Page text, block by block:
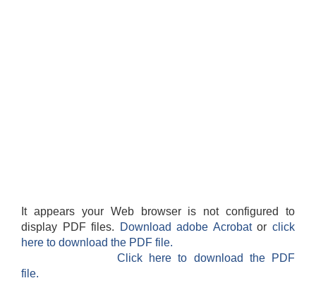
It appears your Web browser is not configured to
display PDF files.
Download adobe Acrobatorclick
here to download the PDF file.
Click here to download the PDF
file.